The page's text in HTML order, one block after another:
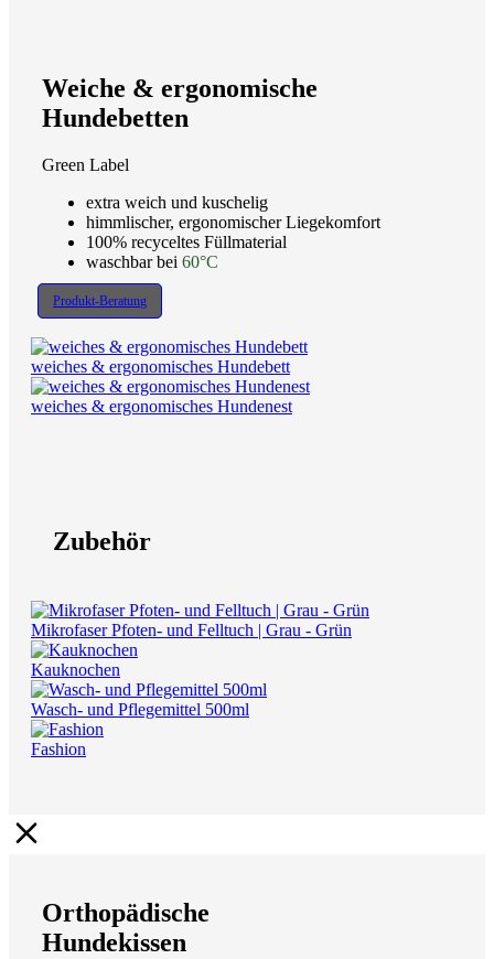
Weiche & ergonomische
Hundebetten
Green Label
extra weich und kuschelig
himmlischer, ergonomischer Liegekomfort
100% recyceltes Füllmaterial
waschbar bei 60°C
Produkt-Beratung
weiches & ergonomisches Hundebett
weiches & ergonomisches Hundenest
Zubehör
Mikrofaser Pfoten- und Felltuch | Grau - Grün
Kauknochen
Wasch- und Pflegemittel 500ml
Fashion
Orthopädische
Hundekissen